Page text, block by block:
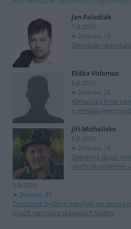
Jan Palaščák
7.8.2026
Diskuse: 13
Ohrožuje
Eliška Vidomus
6.8.2026
Diskuse: 26
Klimatická krize
ji přestala ignorovat
Jiří Michalisko
6.8.2026
Diskuse: 18
Otevřený dopis
obchodu ohledně
5.8.2026
Diskuse: 39
Dostupné bydlení nevyřeší jen nová
využít renovace stávajících budov